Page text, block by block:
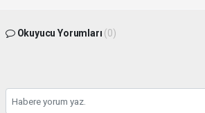
Okuyucu Yorumları (0)